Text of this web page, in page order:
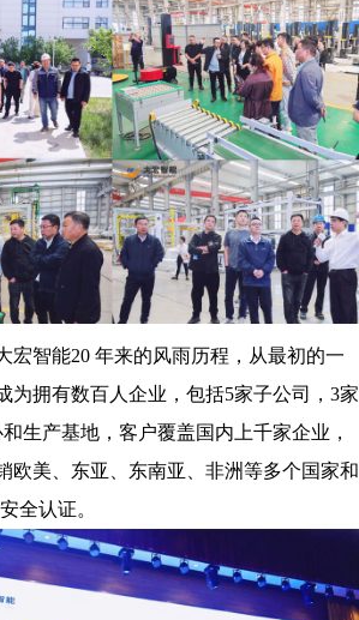
宏智能20 年来的风雨历程，从最初的一
为拥有数百人企业，包括5家子公司，3家
生产基地，客户覆盖国内上千家企业，
欧美、东亚、东南亚、非洲等多个国家和
全认证。